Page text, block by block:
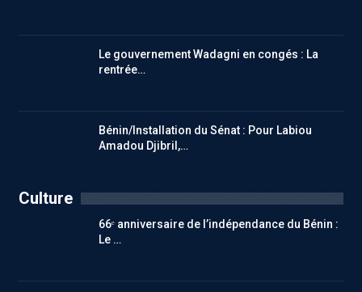
Le gouvernement Wadagni en congés : La
rentrée…
Bénin/Installation du Sénat : Pour Labiou
Amadou Djibril,…
Culture
66ᵉ anniversaire de l’indépendance du Bénin :
Le …